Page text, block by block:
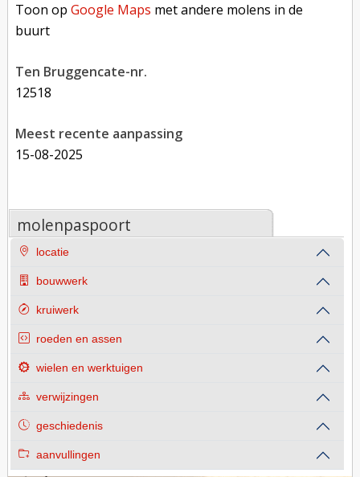
Toon opGoogle Maps met andere molens in de
buurt
Ten Bruggencate-nr.
12518
Meest recente aanpassing
15-08-2025
molenpaspoort
locatie
bouwwerk
kruiwerk
roeden en assen
wielen en werktuigen
verwijzingen
geschiedenis
aanvullingen